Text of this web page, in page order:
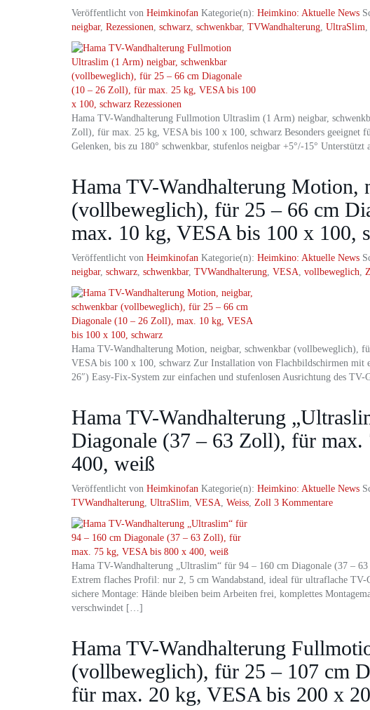
Veröffentlicht von Heimkinofan Kategorie(n): Heimkino: Aktuelle News
neigbar, Rezessionen, schwarz, schwenkbar, TVWandhalterung, UltraSlim,
Hama TV-Wandhalterung Fullmotion Ultraslim (1 Arm) neigbar,
Zoll), für max. 25 kg, VESA bis 100 x 100, schwarz Besonders geeignet
Gelenken, bis zu 180° schwenkbar, stufenlos neigbar +5°/-15°
Hama TV-Wandhalterung Motion,
(vollbeweglich), für 25 – 66 cm
max. 10 kg, VESA bis 100 x 100,
Veröffentlicht von Heimkinofan Kategorie(n): Heimkino: Aktuelle News
neigbar, schwarz, schwenkbar, TVWandhalterung, VESA, vollbeweglich,
Hama TV-Wandhalterung Motion, neigbar, schwenkbar (vollbeweglich),
VESA bis 100 x 100, schwarz Zur Installation von Flachbildschirmen mit
26″) Easy-Fix-System zur einfachen und stufenlosen Ausrichtung des
Hama TV-Wandhalterung
Diagonale (37 – 63 Zoll), für
400, weiß
Veröffentlicht von Heimkinofan Kategorie(n): Heimkino: Aktuelle News
TVWandhalterung, UltraSlim, VESA, Weiss, Zoll 3 Kommentare
Hama TV-Wandhalterung „Ultraslim“ für 94 – 160 cm Diagonale (37 –
Extrem flaches Profil: nur 2, 5 cm Wandabstand, ideal für ultraflache TV-
sichere Montage: Hände bleiben beim Arbeiten frei, komplettes
verschwindet […]
Hama TV-Wandhalterung
(vollbeweglich), für 25 – 107 cm
für max. 20 kg, VESA bis 200 x